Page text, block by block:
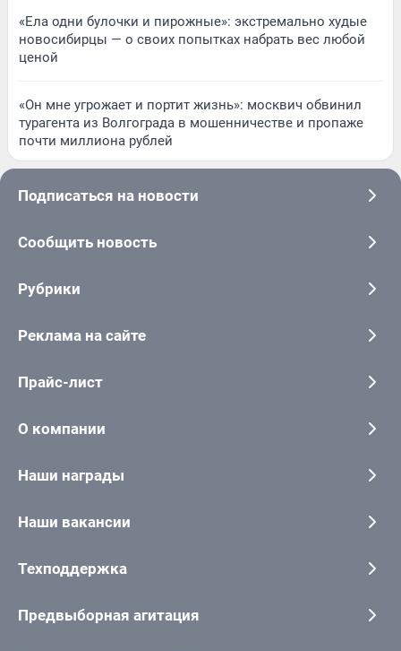
«Ела одни булочки и пирожные»: экстремально худые
новосибирцы — о своих попытках набрать вес любой
ценой
«Он мне угрожает и портит жизнь»: москвич обвинил
турагента из Волгограда в мошенничестве и пропаже
почти миллиона рублей
Подписаться на новости
Сообщить новость
Рубрики
Реклама на сайте
Прайс-лист
О компании
Наши награды
Наши вакансии
Техподдержка
Предвыборная агитация